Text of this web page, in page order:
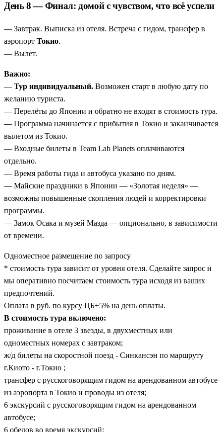
День 8 — Финал: домой с чувством, что всё успели
— Завтрак. Выписка из отеля. Встреча с гидом, трансфер в
аэропорт Токио.
— Вылет.
Важно:
— Тур индивидуальный. Возможен старт в любую дату по
желанию туриста.
— Перелёты до Японии и обратно не входят в стоимость тура.
— Программа начинается с прибытия в Токио и заканчивается
вылетом из Токио.
— Входные билеты в Team Lab Planets оплачиваются
отдельно.
— Время работы гида и автобуса указано по дням.
— Майские праздники в Японии — «Золотая неделя» —
возможны повышенные скопления людей и корректировки
программы.
— Замок Осака и музей Мазда — опционально, в зависимости
от времени.
Одноместное размещение по запросу
* стоимость тура зависит от уровня отеля. Сделайте запрос и
мы оперативно посчитаем стоимость тура исходя из ваших
предпочтений.
Оплата в руб. по курсу ЦБ+5% на день оплаты.
В стоимость тура включено:
проживание в отеле 3 звезды, в двухместных или
одноместных номерах с завтраком;
ж/д билеты на скоростной поезд - Синкансэн по маршруту
г.Киото - г.Токио ;
трансфер с русскоговорящим гидом на арендованном автобусе
из аэропорта в Токио и проводы из отеля;
6 экскурсий с русскоговорящим гидом на арендованном
автобусе;
6 обедов во время экскурсий;